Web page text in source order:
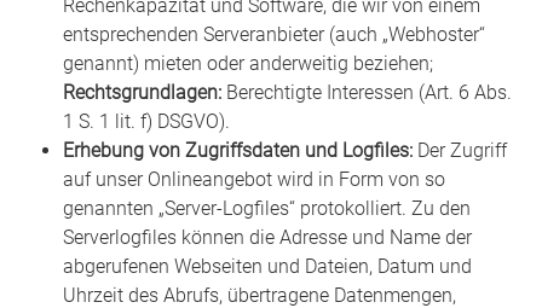
Rechenkapazität und Software, die wir von einem
entsprechenden Serveranbieter (auch „Webhoster“
genannt) mieten oder anderweitig beziehen;
Rechtsgrundlagen: Berechtigte Interessen (Art. 6 Abs.
1 S. 1 lit. f) DSGVO).
Erhebung von Zugriffsdaten und Logfiles: Der Zugriff
auf unser Onlineangebot wird in Form von so
genannten „Server-Logfiles“ protokolliert. Zu den
Serverlogfiles können die Adresse und Name der
abgerufenen Webseiten und Dateien, Datum und
Uhrzeit des Abrufs, übertragene Datenmengen,